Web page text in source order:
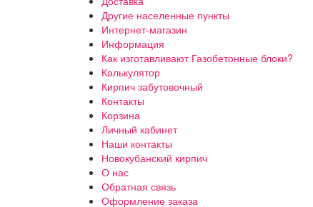
Другие населенные пункты
Интернет-магазин
Информация
Как изготавливают Газобетонные блоки?
Калькулятор
Кирпич забутовочный
Контакты
Корзина
Личный кабинет
Наши контакты
Новокубанский кирпич
О нас
Обратная связь
Оформление заказа